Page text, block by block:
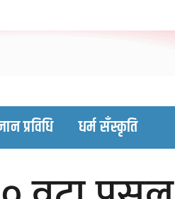
site
प्रविधि धर्म सँस्कृति